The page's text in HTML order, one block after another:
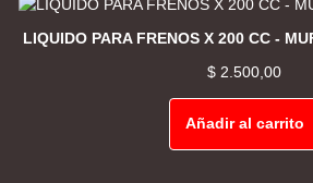
LIQUIDO PARA FRENOS X 200 CC -
$ 2.500,00
Añadir al carrito